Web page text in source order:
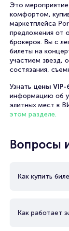
Это
комфортом,
маркетплейса
предложения от
брокеров. Вы с
билеты на
участием звезд,
состязания,
Узнать цены VIP-
информацию об
элитных мест в
этом разделе.
Вопросы
Как купить
Как работает